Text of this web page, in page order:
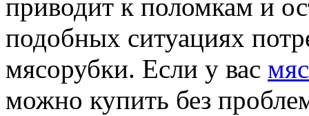
приводит к поломкам и
подобных ситуациях
мясорубки. Если у вас
можно купить без